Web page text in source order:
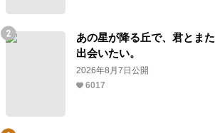
あの星が降る丘で、君とまた
出会いたい。
2026年8月7日公開
6017